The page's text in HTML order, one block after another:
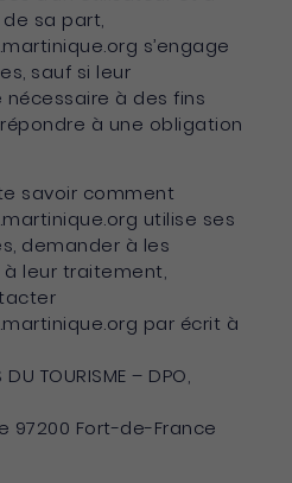
sa part,
s’engage
sauf si leur
nécessaire à des fins
à une obligation
savoir comment
utilise ses
demander à les
à leur traitement,
par écrit à
DU TOURISME – DPO,
97200 Fort-de-France